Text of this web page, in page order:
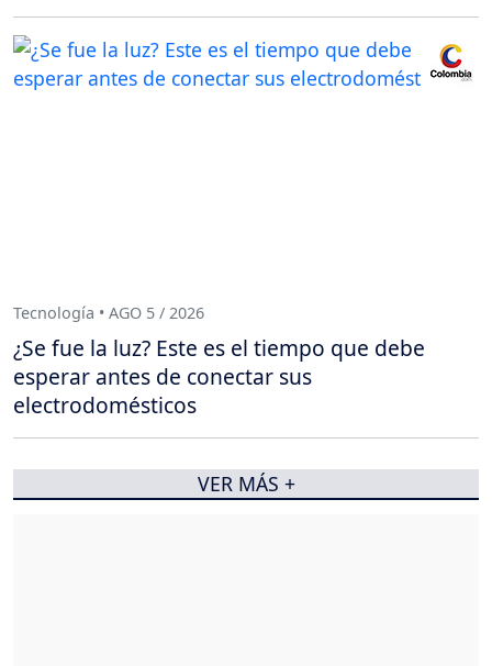
Tecnología • AGO 5 / 2026
¿Se fue la luz? Este es el tiempo que debe
esperar antes de conectar sus
electrodomésticos
VER MÁS +